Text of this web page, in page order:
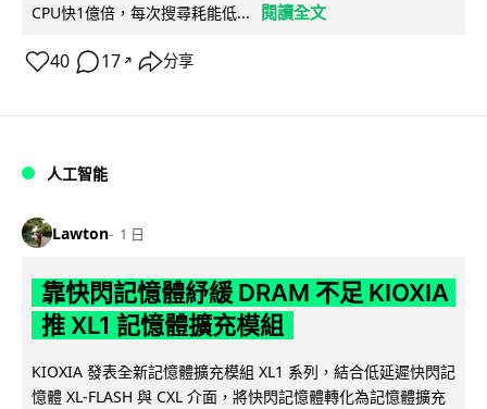
CPU快1億倍，每次搜尋耗能低...
閱讀全文
40 17 ↗ 分享
人工智能
Lawton 1 日
靠快閃記憶體紓緩 DRAM 不足 KIOXIA
推 XL1 記憶體擴充模組
KIOXIA 發表全新記憶體擴充模組 XL1 系列，結合低延遲快閃記
憶體 XL-FLASH 與 CXL 介面，將快閃記憶體轉化為記憶體擴充